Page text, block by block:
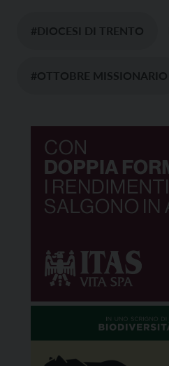
#DIOCESI DI TRENTO
#OTTOBRE MISSIONARIO